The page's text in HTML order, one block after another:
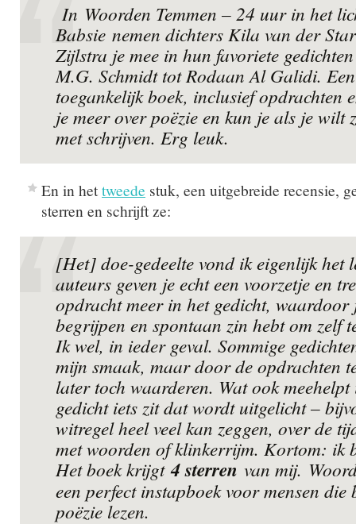
In Woorden Temmen – 24 uur in het
Babsie nemen dichters Kila van der
Zijlstra je mee in hun favoriete
M.G. Schmidt tot Rodaan Al Galidi.
toegankelijk boek, inclusief opdrachten
je meer over poëzie en kun je als je wilt
met schrijven. Erg leuk.
En in hettweede stuk, een uitgebreide recensie,
sterren en schrijft ze:
[Het] doe-gedeelte vond ik eigenlijk het
auteurs geven je echt een voorzetje en
opdracht meer in het gedicht, waardoor
begrijpen en spontaan zin hebt om zelf
Ik wel, in ieder geval. Sommige
mijn smaak, maar door de opdrachten
later toch waarderen. Wat ook
gedicht iets zit dat wordt uitgelicht –
witregel heel veel kan zeggen, over de
met woorden of klinkerrijm. Kortom: ik
Het boek krijgt4 sterren van mij.
een perfect instapboek voor mensen die
poëzie lezen.